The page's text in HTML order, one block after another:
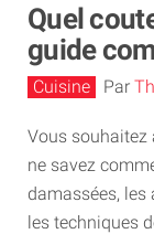
Quel
guide
Cuisine Par
Vous souhaitez
ne savez
damassées, les
les techniques